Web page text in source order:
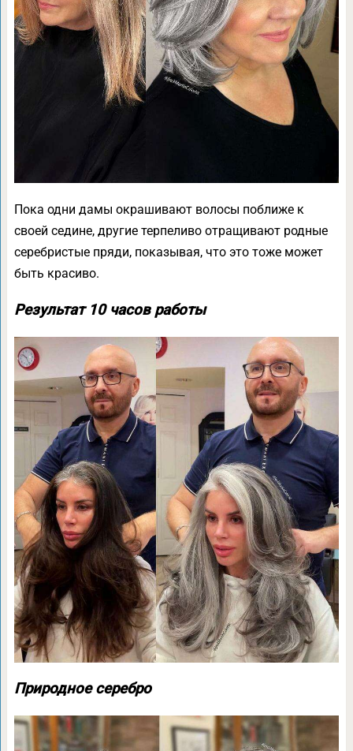
Пока одни дамы окрашивают волосы поближе к
своей седине, другие терпеливо отращивают родные
серебристые пряди, показывая, что это тоже может
быть красиво.
Результат 10 часов работы
Природное серебро